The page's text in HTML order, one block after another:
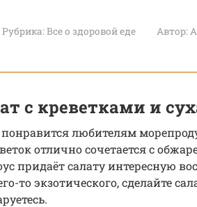
Рубрика:Все о здоровой еде Автор:
с креветками и
понравится любителям
отлично сочетается с
придаёт салату интересную
то экзотического, сделайте